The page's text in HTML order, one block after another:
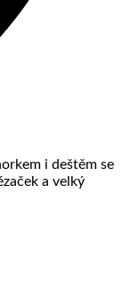
i deštěm se
a velký